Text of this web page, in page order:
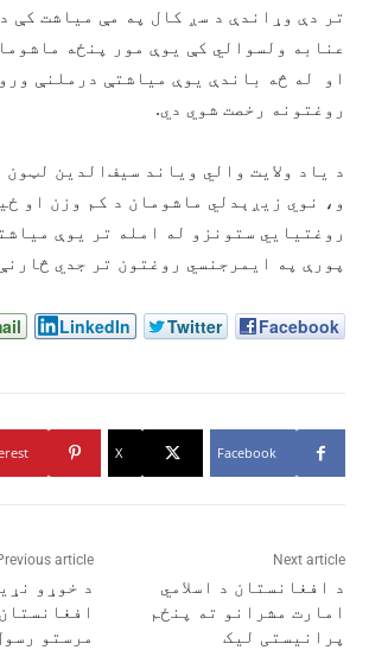
تر دې وړاندې د سږ کال په مې میاشت کې
عنابه ولسوالي کې یوې مور پنځه
او له څه باندې یوې میاشتې درملنې
روغتونه رخصت شوي دي.
د یاد ولایت والي ویاند سیف‌الدین
و، نوي زیږېدلي ماشومان د کم وزن او
روغتیايي ستونزو له امله تر یوې
پورې په ایمرجنسي روغتون تر جدي څارنې
Facebook
Twitter
LinkedIn
Facebook
X
article
د خوړو
مرستو
Next article
د افغانستان د اسلامي
امارت مشرانو ته پنځم
پرانیستی لیک